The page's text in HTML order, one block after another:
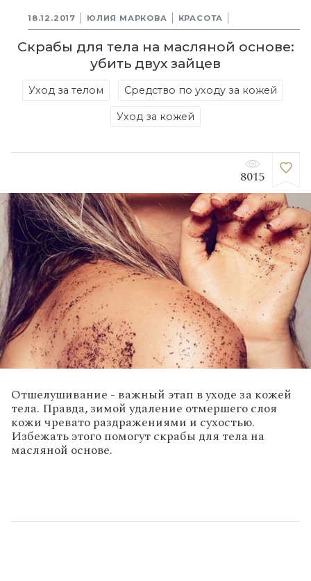
18.12.2017 ЮЛИЯ МАРКОВА КРАСОТА
Скрабы для тела на масляной основе:
убить двух зайцев
Уход за телом Средство по уходу за кожей
Уход за кожей
8015
Отшелушивание - важный этап в уходе за кожей
тела. Правда, зимой удаление отмершего слоя
кожи чревато раздражениями и сухостью.
Избежать этого помогут скрабы для тела на
масляной основе.